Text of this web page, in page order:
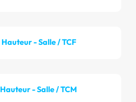
Hauteur - Salle / TCF
Hauteur - Salle / TCM